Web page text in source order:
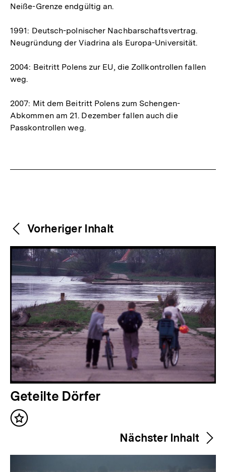
Neiße-Grenze endgültig an.
1991: Deutsch-polnischer Nachbarschaftsvertrag.
Neugründung der Viadrina als Europa-Universität.
2004: Beitritt Polens zur EU, die Zollkontrollen fallen
weg.
2007: Mit dem Beitritt Polens zum Schengen-
Abkommen am 21. Dezember fallen auch die
Passkontrollen weg.
Weitere
Inhalte
Content-
Navigation
Vorheriger Inhalt
V
o
r
e
Geteilte Dörfer
Inhalt
Nächster Inhalt